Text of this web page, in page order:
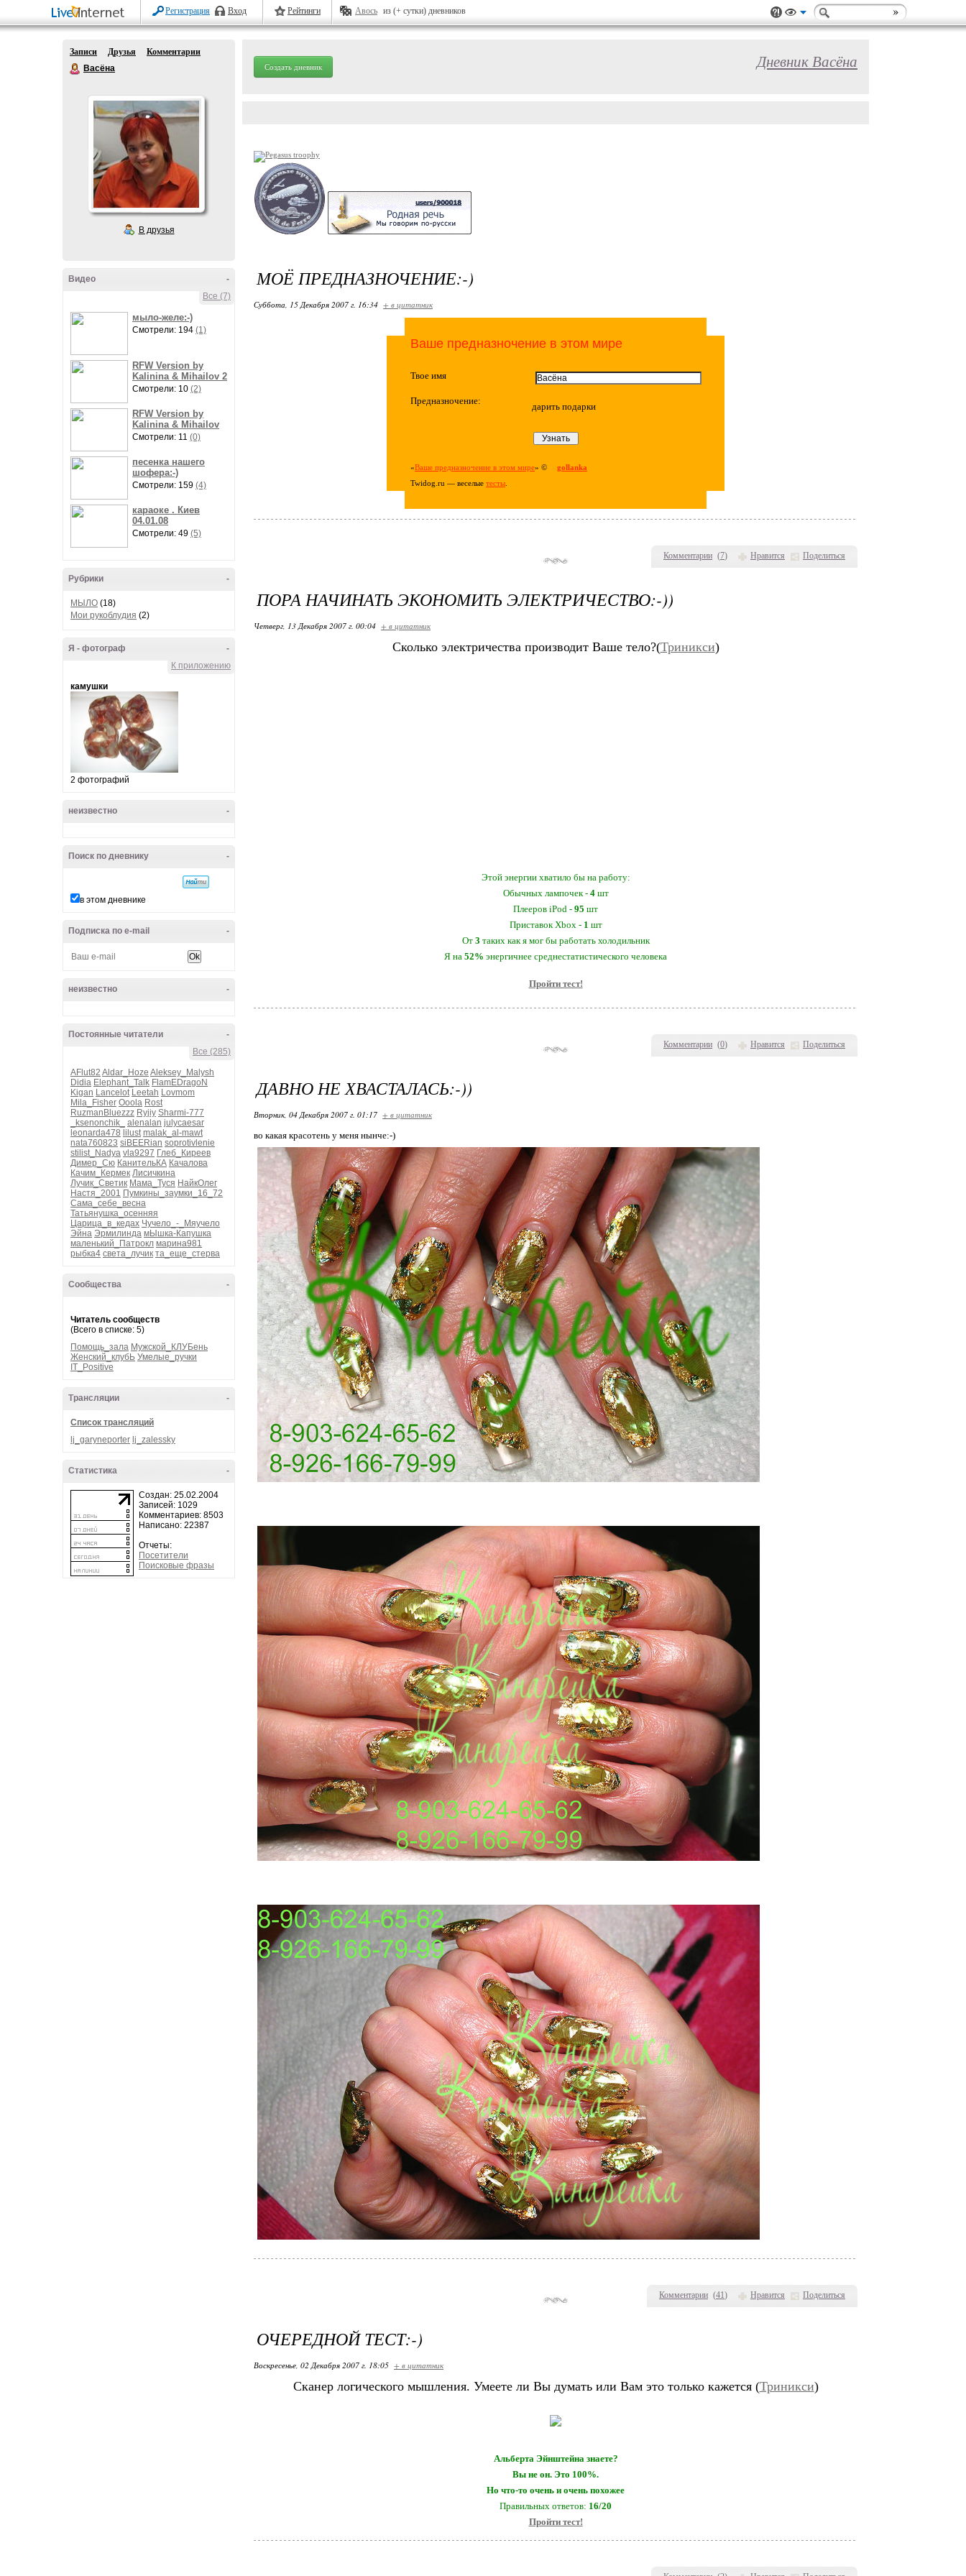
Регистрация Вход Рейтинги Авось из (+ сутки) дневников
Записи Друзья
Комментарии
Васёна
В друзья
-
Видео
Все (7)
мыло-желе:-)
Смотрели: 194 (1)
RFW Version by
Kalinina & Mihailov 2
Смотрели: 10 (2)
RFW Version by
Kalinina & Mihailov
Смотрели: 11 (0)
песенка нашего
шофера:-)
Смотрели: 159 (4)
караоке . Киев
04.01.08
Смотрели: 49 (5)
-
Рубрики
МЫЛО (18)
Мои рукоблудия (2)
-
Я - фотограф
К приложению
камушки
2 фотографий
-
неизвестно
-
Поиск по дневнику
в этом дневнике
-
Подписка по e-mail
-
неизвестно
-
Постоянные читатели
Все (285)
AFlut82 Aldar_Hoze Aleksey_Malysh
Didia Elephant_Talk FlamEDragoN
Kigan Lancelot Leetah Lovmom
Mila_Fisher Ooola Rost
RuzmanBluezzz Ryjiy Sharmi-777
_ksenonchik_
alenalan julycaesar
leonarda478 lilust malak_al-mawt
nata760823 siBEERian soprotivlenie
stilist_Nadya vla9297 Глеб_Киреев
Димер_Сю КанительКА Качалова
Качим_Кермек Лисичкина
Лучик_Светик Мама_Туся НайкОлег
Настя_2001 Пумкины_заумки_16_72
Сама_себе_весна
Татьянушка_осенняя
Царица_в_кедах Чучело_-_Мяучело
Эйна Эрмилинда мЫшка-Капушка
маленький_Патрокл марина981
рыбка4 света_лучик та_еще_стерва
-
Сообщества
Читатель сообществ
(Всего в списке: 5)
Помощь_зала Мужской_КЛУБень
Женский_клубЬ Умелые_ручки
IT_Positive
-
Трансляции
Список трансляций
lj_garyneporter lj_zalessky
-
Статистика
Создан: 25.02.2004
Записей: 1029
Комментариев: 8503
Написано: 22387
Отчеты:
Посетители
Поисковые фразы
Создать дневник Дневник Васёна
Комментарии (7) Нравится Поделиться
МОЁ ПРЕДНАЗНОЧЕНИЕ:-)
Суббота, 15 Декабря 2007 г. 16:34 + в цитатник
Ваше предназночение в этом мире
Твое имя
Предназночение:
дарить подарки
«Ваше предназночение в этом мире» ©
gollanka
Twidog.ru — веселые тесты
Комментарии (0) Нравится Поделиться
ПОРА НАЧИНАТЬ ЭКОНОМИТЬ ЭЛЕКТРИЧЕСТВО:-))
Четверг, 13 Декабря 2007 г. 00:04 + в цитатник
Сколько электричества производит Ваше тело?(Триникси)
Этой энергии хватило бы на работу:
Обычных лампочек - 4шт
Плееров iPod - 95 шт
Приставок Xbox - 1 шт
От 3 таких как я мог бы работать холодильник
Я на 52% энергичнее среднестатистического человека
Пройти тест!
Комментарии (41) Нравится Поделиться
ДАВНО НЕ ХВАСТАЛАСЬ:-))
Вторник, 04 Декабря 2007 г. 01:17 + в цитатник
во какая красотень у меня нынче:-)
ОЧЕРЕДНОЙ ТЕСТ:-)
Воскресенье, 02 Декабря 2007 г. 18:05 + в цитатник
Сканер логического мышления. Умеете ли Вы думать или Вам это только кажется (Триникси)
Альберта Эйнштейна знаете?
Вы не он. Это 100%.
Но что-то очень и очень похожее
Правильных ответов: 16/20
Пройти тест!